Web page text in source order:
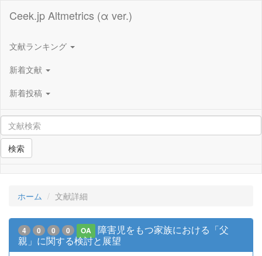
Ceek.jp Altmetrics (α ver.)
文献ランキング
新着文献
新着投稿
検索
ホーム 文献詳細
4 0 0 0 OA
障害児をもつ家族における「父
親」に関する検討と展望